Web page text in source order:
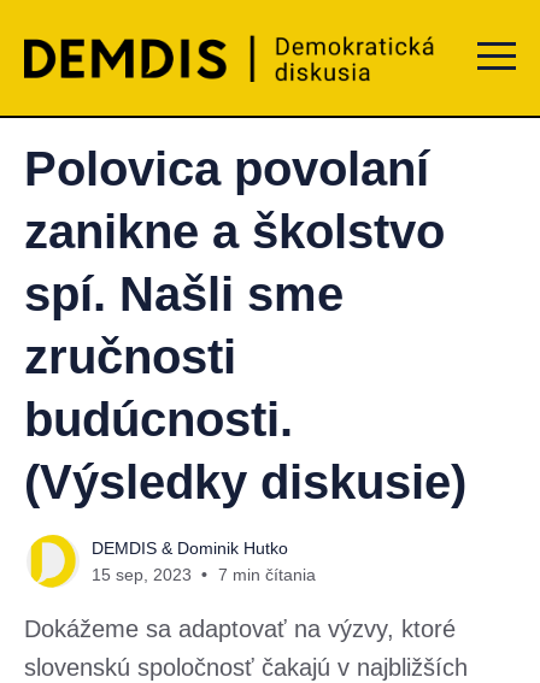
Menu
Polovica povolaní
zanikne a školstvo
spí. Našli sme
zručnosti
budúcnosti.
(Výsledky diskusie)
DEMDIS & Dominik Hutko
15 sep, 2023
7 min čítania
Dokážeme sa adaptovať na výzvy, ktoré
slovenskú spoločnosť čakajú v najbližších